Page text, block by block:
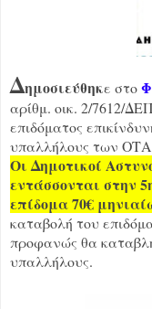
Δημοσιεύθηκε στο
αρίθμ. οικ. 2/7612/
επιδόματος
υπαλλήλους των
Οι Δημοτικοί
εντάσσονται στην
επίδομα 70€
καταβολή του
προφανώς θα
υπαλλήλους.